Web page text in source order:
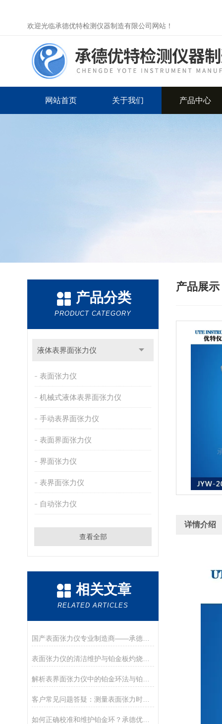
欢迎光临承德优特检测仪器制造有限公司网站！
网站首页 关于我们 产品中心
产品分类
PRODUCT CATEGORY
液体表界面张力仪
表面张力仪
机械式液体表界面张力仪
手动表界面张力仪
表面界面张力仪
界面张力仪
表界面张力仪
自动张力仪
查看全部
相关文章
RELATED ARTICLES
国产表面张力仪专业制造商——承德优特检测仪器制造有限公司
表面张力仪的清洁维护与铂金板灼烧处理
客户常见问题答疑：测量表面张力时为什么数值会跳动？
如何正确校准和维护铂金环？承德优特延长表面张力仪寿命的5点建议
产品展示
详情介绍